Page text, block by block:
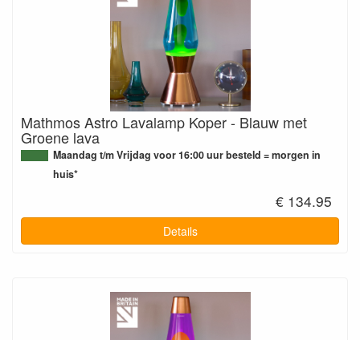
Mathmos Astro Lavalamp Koper - Blauw met
Groene lava
Maandag t/m Vrijdag voor 16:00 uur besteld = morgen in
huis*
€ 134.95
Details